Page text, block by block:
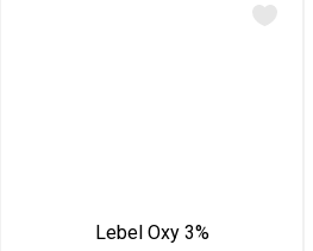
Lebel Oxy 3%